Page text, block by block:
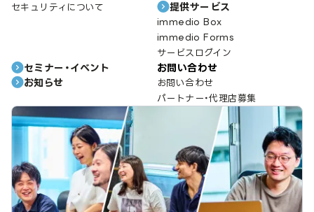
セキュリティについて
提供サービス
immedio Box
immedio Forms
サービスログイン
セミナー・イベント
お知らせ
お問い合わせ
お問い合わせ
パートナー・代理店募集